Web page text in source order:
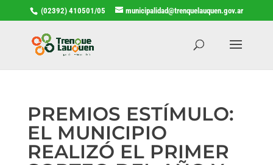
(02392) 410501/05 municipalidad@trenquelauquen.gov.ar
PREMIOS ESTÍMULO:
EL MUNICIPIO
REALIZÓ EL PRIMER